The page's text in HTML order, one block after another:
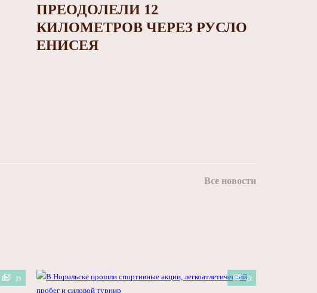
ПРЕОДОЛЕЛИ 12
КИЛОМЕТРОВ ЧЕРЕЗ РУСЛО
ЕНИСЕЯ
Все новости
21 22